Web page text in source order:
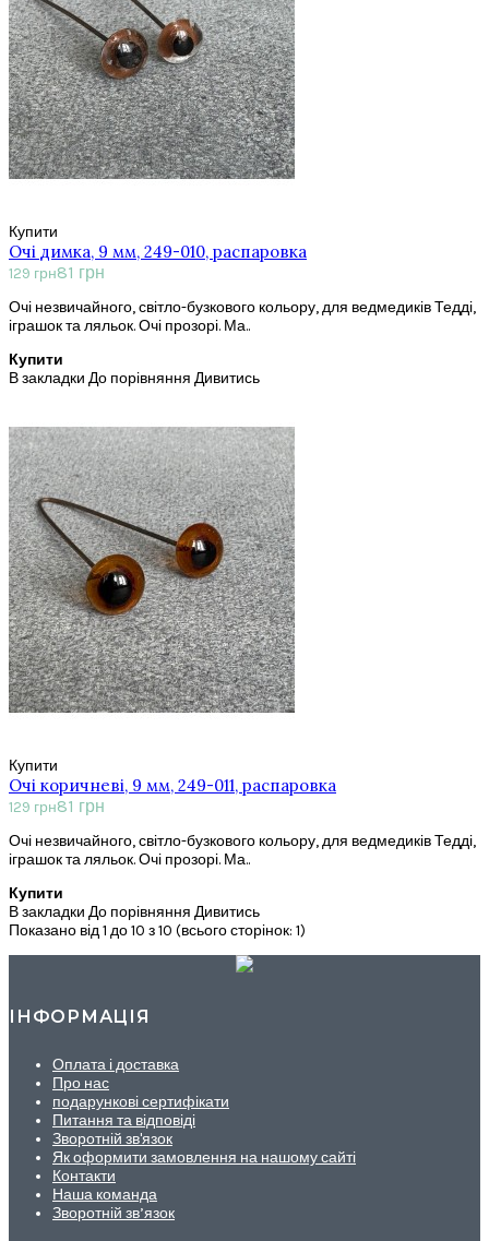
Купити
Очі димка, 9 мм, 249-010, распаровка
129 грн81 грн
Очі незвичайного, світло-бузкового кольору, для ведмедиків Тедді,
іграшок та ляльок. Очі прозорі. Ма..
Купити
В закладки До порівняння Дивитись
Купити
Очі коричневі, 9 мм, 249-011, распаровка
129 грн81 грн
Очі незвичайного, світло-бузкового кольору, для ведмедиків Тедді,
іграшок та ляльок. Очі прозорі. Ма..
Купити
В закладки До порівняння Дивитись
Показано від 1 до 10 з 10 (всього сторінок: 1)
ІНФОРМАЦІЯ
Оплата і доставка
Про нас
подарункові сертифікати
Питання та відповіді
Зворотній зв'язок
Як оформити замовлення на нашому сайті
Контакти
Наша команда
Зворотній зв’язок